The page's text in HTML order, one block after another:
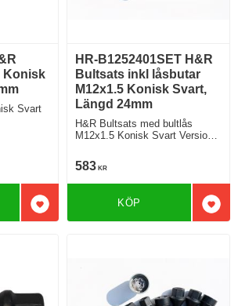
Konisk
Svart
Lägg till i favoriter
HR-B1252401SET H&R
Bultsats inkl låsbutar
M12x1.5 Konisk Svart,
Längd 24mm
H&R Bultsats med bultlås
M12x1.5 Konisk Svart Version
583 KR
KÖP